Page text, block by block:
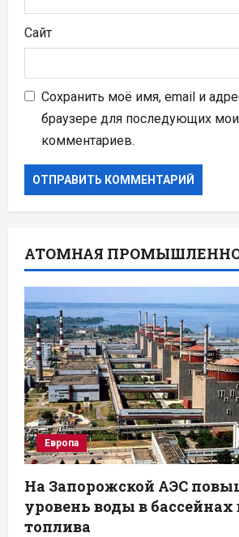
Сайт
Сохранить моё имя, email и
браузере для последующих
комментариев.
АТОМНАЯ
Европа
На Запорожской АЭС
уровень воды в
топлива